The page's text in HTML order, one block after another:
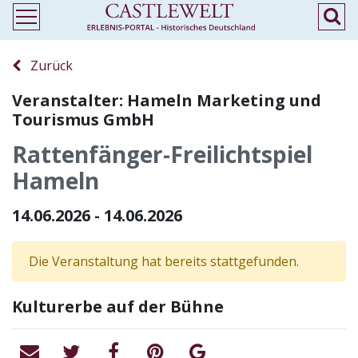
Zurück
Veranstalter: Hameln Marketing und
Tourismus GmbH
Rattenfänger-Freilichtspiel
Hameln
14.06.2026 - 14.06.2026
Die Veranstaltung hat bereits stattgefunden.
Kulturerbe auf der Bühne